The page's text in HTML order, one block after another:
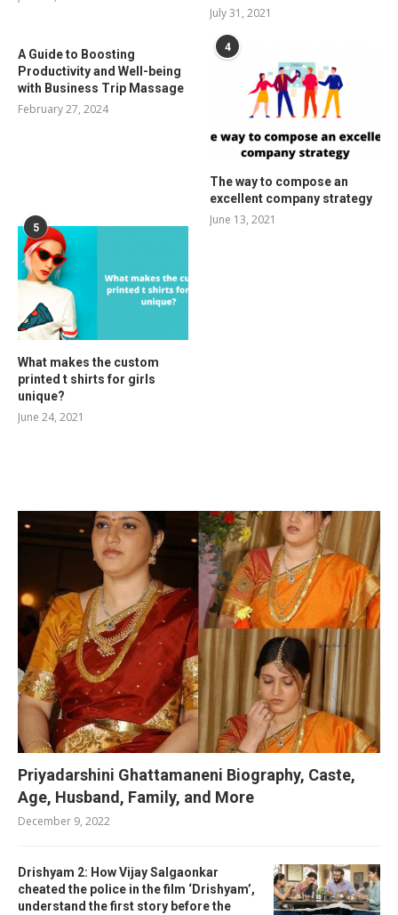
July 31, 2021
A Guide to Boosting
Productivity and Well-being
with Business Trip Massage
February 27, 2024
4
The way to compose an
excellent company strategy
June 13, 2021
5
What makes the custom
printed t shirts for girls
unique?
June 24, 2021
Priyadarshini Ghattamaneni Biography, Caste,
Age, Husband, Family, and More
December 9, 2022
Drishyam 2: How Vijay Salgaonkar
cheated the police in the film ‘Drishyam’,
understand the first story before the